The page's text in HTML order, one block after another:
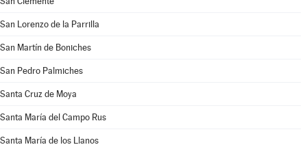
San Lorenzo de la Parrilla
San Martín de Boniches
San Pedro Palmiches
Santa Cruz de Moya
Santa María del Campo Rus
Santa María de los Llanos